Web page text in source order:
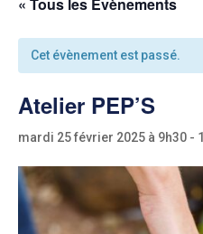
Cet évènement est passé.
Atelier PEP’S
mardi 25 février 2025 à 9h30 -